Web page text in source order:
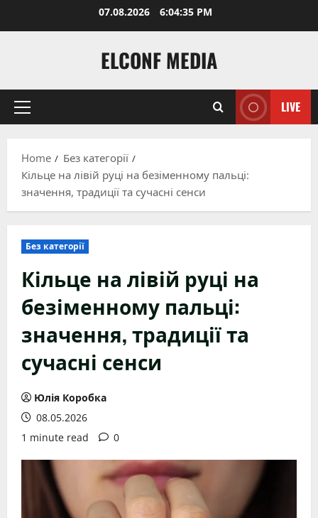
07.08.2026 6:04:37 PM
ELCONF MEDIA
Primary
LIVE
Home
Без категорії
Кільце на лівій руці на безіменному пальці:
значення, традиції та сучасні сенси
Без категорії
Кільце на лівій руці на
безіменному пальці:
значення, традиції та
сучасні сенси
Юлія Коробка
08.05.2026
1 minute read
0